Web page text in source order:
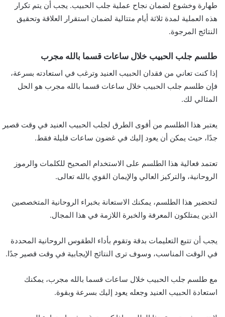
طهارة وخشوع لضمان نجاح عملية جلب الحبيب. يجب أن يتم تكرار
هذه العملية لمدة ثلاثة أيام متتالية لضمان استقرار العلاقة وتحقيق
النتائج المرجوة.
طلسم جلب الحبيب خلال ساعات قسما بالله مجرب
إذا كنت تعاني من فقدان الحبيب العنيد وترغب في استعادته بسرعة،
فإن طلسم جلب الحبيب خلال ساعات قسما بالله مجرب هو الحل
المثالي لك.
يعتبر هذا الطلسم من أقوى الطرق لجلب الحبيب العنيد في وقت قصير
جدًا، حيث يمكن أن يعود إليك في غضون ساعات قليلة فقط.
تعتمد فعالية هذا الطلسم على الاستخدام الصحيح للكلمات والرموز
الروحانية، والتركيز العالي والإيمان القوي بالله تعالى.
لتحضير هذا الطلسم، يمكنك الاستعانة بخبراء الروحانية المتخصصين
الذين يمتلكون المعرفة والخبرة اللازمة في هذا المجال.
يجب أن تتبع التعليمات بدقة وتقوم بأداء الطقوس الروحانية المحددة
في الوقت المناسب، وسوف ترى النتائج الإيجابية في وقت قصير جدًا.
مع طلسم جلب الحبيب خلال ساعات قسما بالله مجرب، يمكنك
استعادة الحبيب العنيد وجعله يعود إليك بسرعة وبقوة.